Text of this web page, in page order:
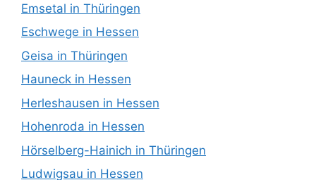
Emsetal in Thüringen
Eschwege in Hessen
Geisa in Thüringen
Hauneck in Hessen
Herleshausen in Hessen
Hohenroda in Hessen
Hörselberg-Hainich in Thüringen
Ludwigsau in Hessen